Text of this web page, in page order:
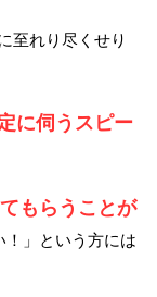
至れり尽くせり
に伺うスピー
もらうことが
」という方には